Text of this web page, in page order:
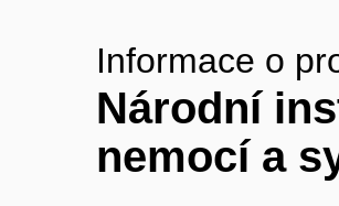
Informace o
Národní
nemocí a